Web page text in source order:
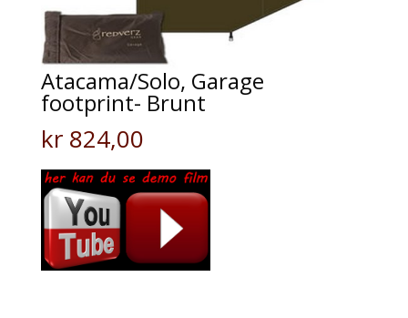
Atacama/Solo, Garage
footprint- Brunt
kr824,00